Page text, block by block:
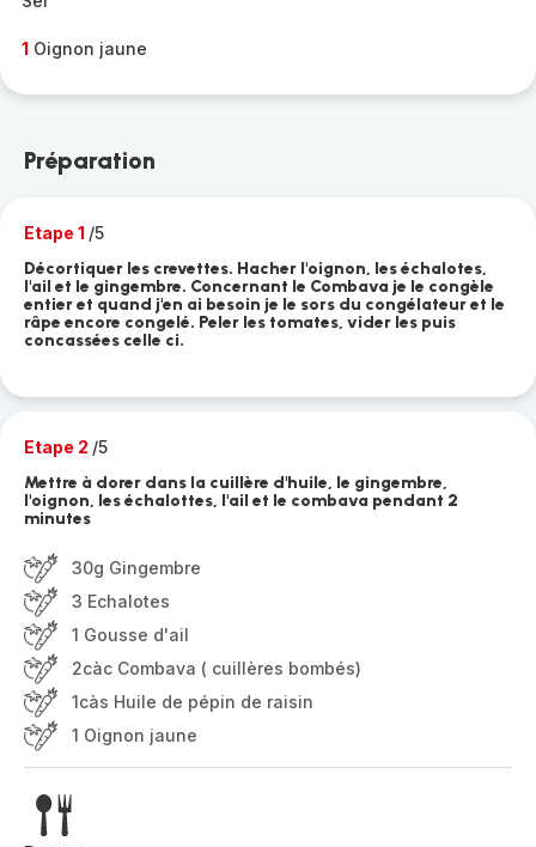
1 Oignon jaune
Préparation
Etape 1 /5
Décortiquer les crevettes. Hacher l'oignon, les échalotes,
l'ail et le gingembre. Concernant le Combava je le congèle
entier et quand j'en ai besoin je le sors du congélateur et le
râpe encore congelé. Peler les tomates, vider les puis
concassées celle ci.
Etape 2 /5
Mettre à dorer dans la cuillère d'huile, le gingembre,
l'oignon, les échalottes, l'ail et le combava pendant 2
minutes
30g Gingembre
3 Echalotes
1 Gousse d'ail
2càc Combava ( cuillères bombés)
1càs Huile de pépin de raisin
1 Oignon jaune